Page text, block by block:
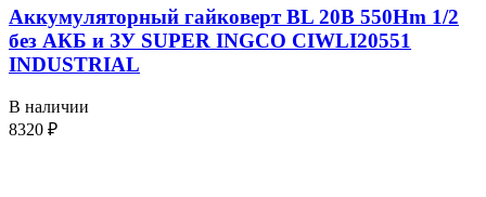
Аккумуляторный гайковерт BL 20В 550Hm 1/2
без АКБ и ЗУ SUPER INGCO CIWLI20551
INDUSTRIAL
В наличии
8320 ₽